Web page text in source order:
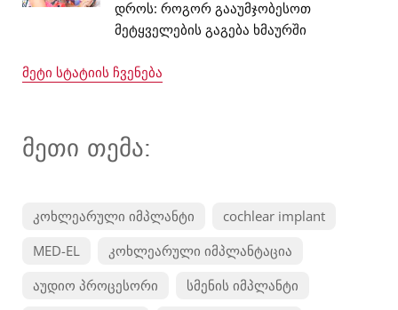
დროს: როგორ გააუმჯობესოთ
მეტყველების გაგება ხმაურში
მეტი სტატიის ჩვენება
მეთი თემა:
კოხლეარული იმპლანტი
cochlear implant
MED-EL
კოხლეარული იმპლანტაცია
აუდიო პროცესორი
სმენის იმპლანტი